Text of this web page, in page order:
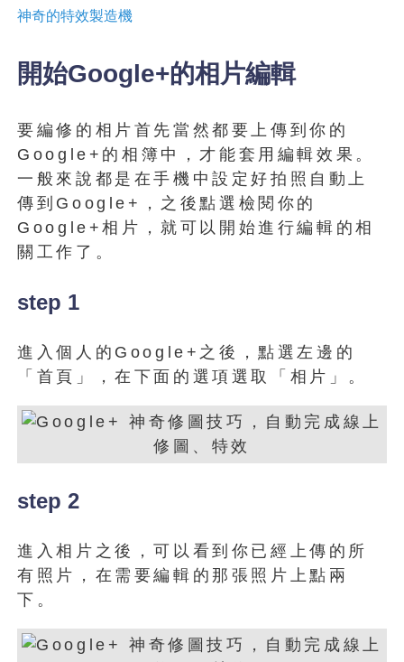
神奇的特效製造機
開始Google+的相片編輯
要編修的相片首先當然都要上傳到你的
Google+的相簿中，才能套用編輯效果。
一般來說都是在手機中設定好拍照自動上
傳到Google+，之後點選檢閱你的
Google+相片，就可以開始進行編輯的相
關工作了。
step 1
進入個人的Google+之後，點選左邊的
「首頁」，在下面的選項選取「相片」。
step 2
進入相片之後，可以看到你已經上傳的所
有照片，在需要編輯的那張照片上點兩
下。